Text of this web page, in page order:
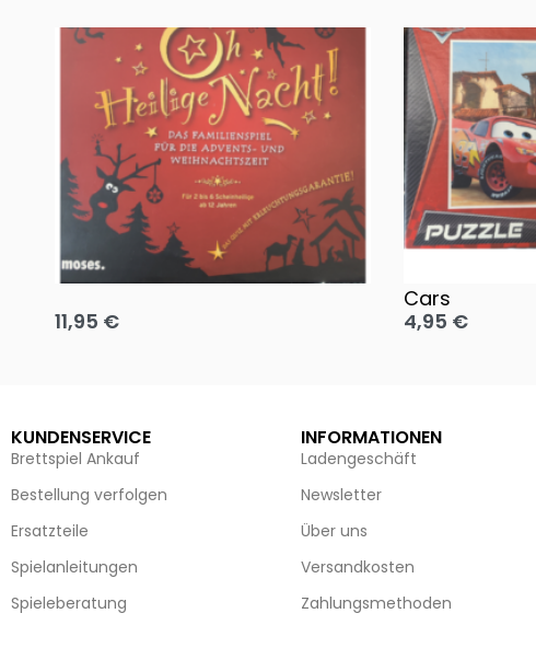
Oh, heilige Nacht!
11,95 €
Cars
4,95 €
KUNDENSERVICE
Brettspiel Ankauf
Bestellung verfolgen
Ersatzteile
Spielanleitungen
Spieleberatung
INFORMATIONEN
Ladengeschäft
Newsletter
Über uns
Versandkosten
Zahlungsmethoden